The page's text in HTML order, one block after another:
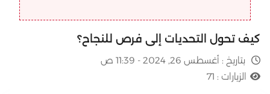
كيف تحول التحديات إلى فرص للنجاح؟
بتاريخ : أغسطس 26, 2024 - 11:39 ص
الزيارات : 71